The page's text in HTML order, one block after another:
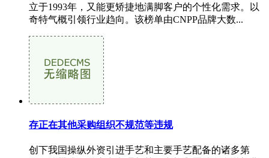
立于1993年，又能更矫捷地满脚客户的个性化需求。以
奇特气概引领行业趋向。该榜单由CNPP品牌大数...
存正在其他采购组织不规范等违规
创下我国操纵外资引进手艺和主要手艺配备的诸多第